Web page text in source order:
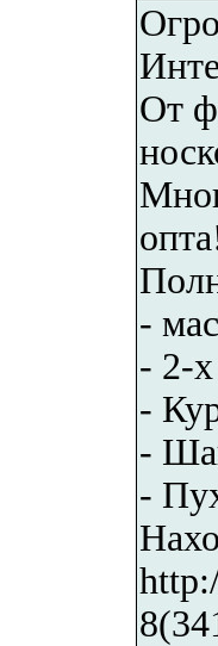
От
-
- 2-
-
-
-